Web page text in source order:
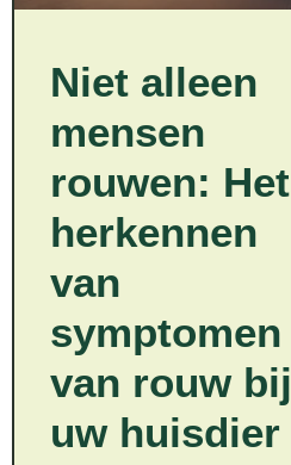
Niet alleen
mensen
rouwen: Het
herkennen
van
symptomen
van rouw bij
uw huisdier